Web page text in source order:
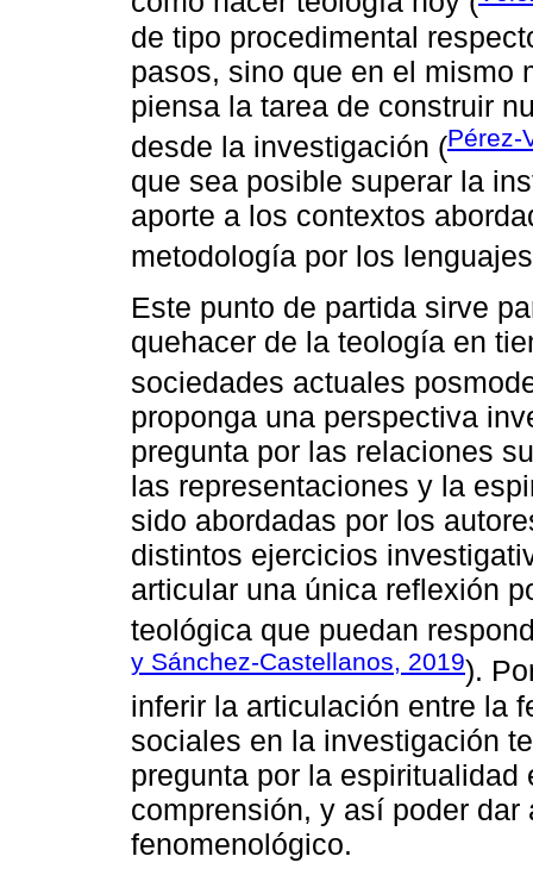
de tipo procedimental
pasos, sino que en el mismo
piensa la tarea de construir
desde la investigación (Pérez-
que sea posible superar la
aporte a los contextos
metodología por los
Este punto de partida sirve
quehacer de la teología en
sociedades actuales
proponga una perspectiva
pregunta por las relaciones
las representaciones y la
sido abordadas por los
distintos ejercicios
articular una única reflexión
teológica que puedan
y Sánchez-Castellanos, 2019).
inferir la articulación entre la
sociales en la investigación
pregunta por la
comprensión, y así poder
fenomenológico.